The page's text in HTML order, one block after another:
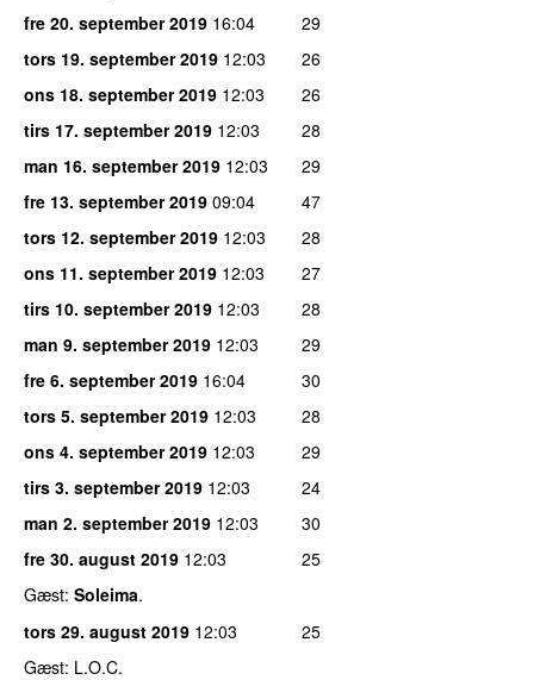
fre 20. september 2019 16:04
29
tors 19. september 2019 12:03
26
ons 18. september 2019 12:03
26
tirs 17. september 2019 12:03
28
man 16. september 2019 12:03
29
fre 13. september 2019 09:04
47
tors 12. september 2019 12:03
28
ons 11. september 2019 12:03
27
tirs 10. september 2019 12:03
28
man 9. september 2019 12:03
29
fre 6. september 2019 16:04
30
tors 5. september 2019 12:03
28
ons 4. september 2019 12:03
29
tirs 3. september 2019 12:03
24
man 2. september 2019 12:03
30
fre 30. august 2019 12:03
25
Gæst: Soleima.
tors 29. august 2019 12:03
25
Gæst: L.O.C.